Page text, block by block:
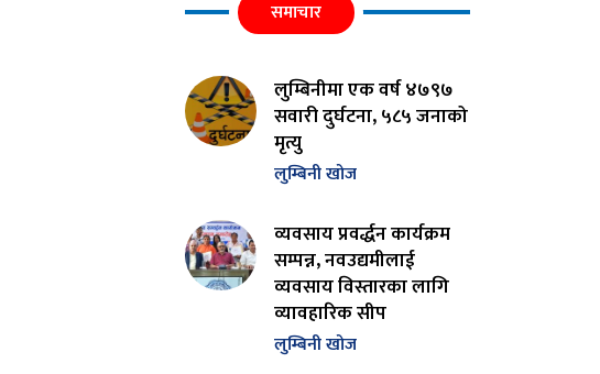
समाचार
लुम्बिनीमा एक वर्ष ४७९७
सवारी दुर्घटना, ५८५ जनाको
मृत्यु
लुम्बिनी खोज
व्यवसाय प्रवर्द्धन कार्यक्रम
सम्पन्न, नवउद्यमीलाई
व्यवसाय विस्तारका लागि
व्यावहारिक सीप
लुम्बिनी खोज